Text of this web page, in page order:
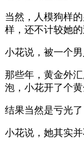
当然，人模狗样
样，还不计较她的
小花说，被一个男
那些年，黄金外
泡，小花开了个
结果当然是亏光了
小花说，她其实